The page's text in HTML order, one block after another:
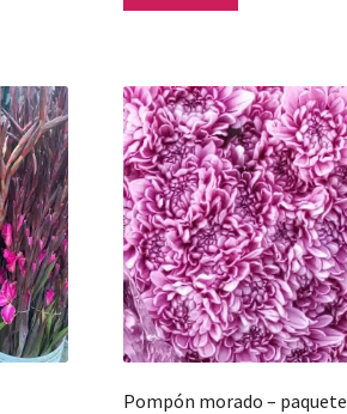
Pompón morado – paquete